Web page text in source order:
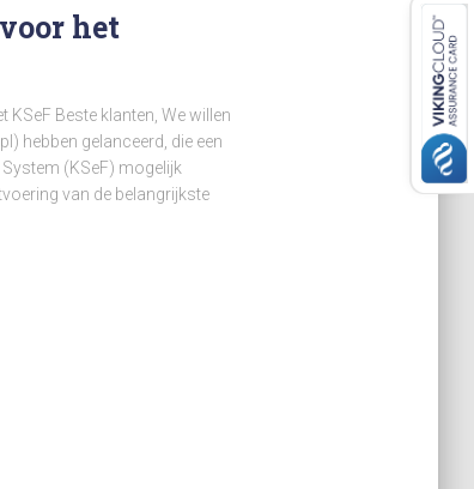
het
KSeF Beste klanten, We willen
hebben gelanceerd, die een
(KSeF) mogelijk
van de belangrijkste